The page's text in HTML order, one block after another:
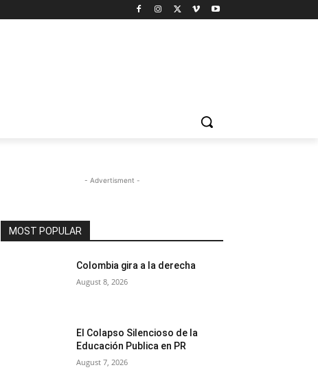
- Advertisment -
MOST POPULAR
Colombia gira a la derecha
August 8, 2026
El Colapso Silencioso de la
Educación Publica en PR
August 7, 2026